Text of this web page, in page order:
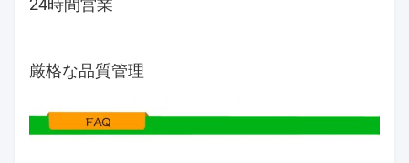
24時間営業
厳格な品質管理